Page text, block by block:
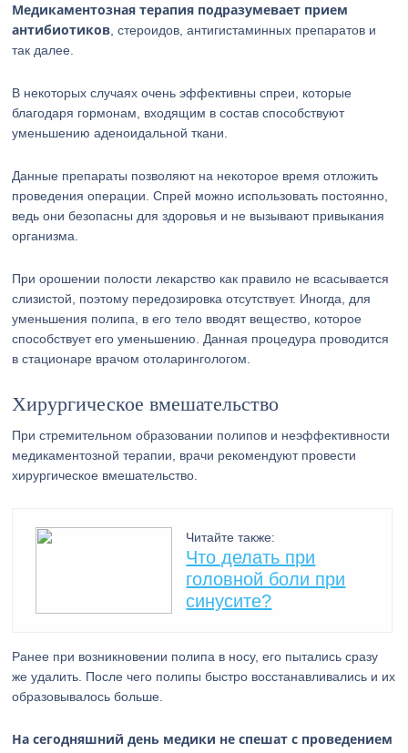
Медикаментозная терапия подразумевает прием
антибиотиков , стероидов, антигистаминных препаратов и
так далее.
В некоторых случаях очень эффективны спреи, которые
благодаря гормонам, входящим в состав способствуют
уменьшению аденоидальной ткани.
Данные препараты позволяют на некоторое время отложить
проведения операции. Спрей можно использовать постоянно,
ведь они безопасны для здоровья и не вызывают привыкания
организма.
При орошении полости лекарство как правило не всасывается
слизистой, поэтому передозировка отсутствует. Иногда, для
уменьшения полипа, в его тело вводят вещество, которое
способствует его уменьшению. Данная процедура проводится
в стационаре врачом отоларингологом.
Хирургическое вмешательство
При стремительном образовании полипов и неэффективности
медикаментозной терапии, врачи рекомендуют провести
хирургическое вмешательство.
Читайте также:
Что делать при
головной боли при
синусите?
Ранее при возникновении полипа в носу, его пытались сразу
же удалить. После чего полипы быстро восстанавливались и их
образовывалось больше.
На сегодняшний день медики не спешат с проведением